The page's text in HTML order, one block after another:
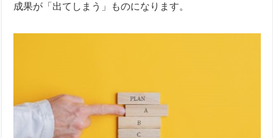
成果が「出てしまう」ものになります。